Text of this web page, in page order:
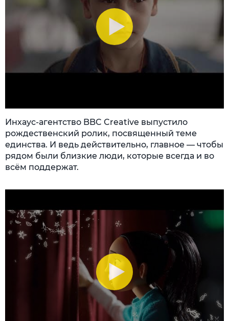
Инхаус-агентство BBC Creative выпустило
рождественский ролик, посвященный теме
единства. И ведь действительно, главное — чтобы
рядом были близкие люди, которые всегда и во
всём поддержат.